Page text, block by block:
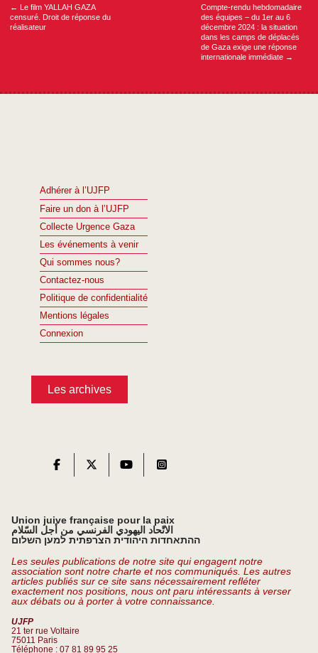
← Le film YALLAH GAZA
censuré. Droit de réponse du
réalisateur
Compte-rendu hebdomadaire
des équipes – du 1er au 6
décembre 2024 : la situation
dans les camps de déplacés
de Gaza exige une réponse
internationale immédiate →
Adhérer à l’UJFP
Faire un don à l’UJFP
Collecte Urgence Gaza
Les événements à venir
Qui sommes nous?
Contactez-nous
Politique de confidentialité
Mentions légales
Connexion
Les archives
Union juive française pour la paix
الاتّحاد اليهودي الفرنسي من أجل السّلام
ההתאחדות היהודית הצרפתית למען השלום
Les seules publications de notre site qui engagent notre
association sont notre charte et nos communiqués. Les autres
articles publiés sur ce site sans nécessairement refléter
exactement nos positions, nous ont paru intéressants à verser
aux débats ou à porter à votre connaissance.
UJFP
21 ter rue Voltaire
75011 Paris
Téléphone : 07 81 89 95 25